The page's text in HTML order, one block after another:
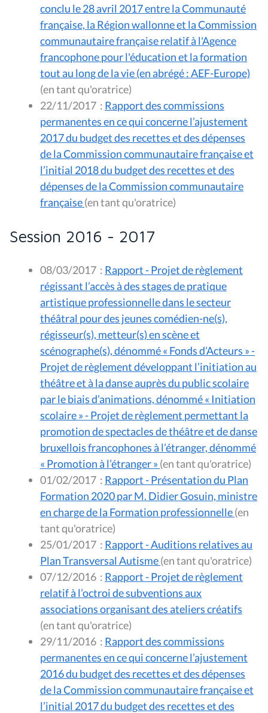
conclu le 28 avril 2017 entre la Communauté
française, la Région wallonne et la Commission
communautaire française relatif à l'Agence
francophone pour l'éducation et la formation
tout au long de la vie (en abrégé : AEF-Europe)
(en tant qu'oratrice)
22/11/2017 : Rapport des commissions
permanentes en ce qui concerne l’ajustement
2017 du budget des recettes et des dépenses
de la Commission communautaire française et
l’initial 2018 du budget des recettes et des
dépenses de la Commission communautaire
française
(en tant qu'oratrice)
Session 2016 - 2017
08/03/2017 : Rapport - Projet de règlement
régissant l’accès à des stages de pratique
artistique professionnelle dans le secteur
théâtral pour des jeunes comédien-ne(s),
régisseur(s), metteur(s) en scène et
scénographe(s), dénommé « Fonds d’Acteurs » -
Projet de règlement développant l’initiation au
théâtre et à la danse auprès du public scolaire
par le biais d’animations, dénommé « Initiation
scolaire » - Projet de règlement permettant la
promotion de spectacles de théâtre et de danse
bruxellois francophones à l’étranger, dénommé
« Promotion à l’étranger »
(en tant qu'oratrice)
01/02/2017 : Rapport - Présentation du Plan
Formation 2020 par M. Didier Gosuin, ministre
en charge de la Formation professionnelle(en
tant qu'oratrice)
25/01/2017 : Rapport - Auditions relatives au
Plan Transversal Autisme
(en tant qu'oratrice)
07/12/2016 : Rapport - Projet de règlement
relatif à l’octroi de subventions aux
associations organisant des ateliers créatifs
(en tant qu'oratrice)
29/11/2016 : Rapport des commissions
permanentes en ce qui concerne l’ajustement
2016 du budget des recettes et des dépenses
de la Commission communautaire française et
l’initial 2017 du budget des recettes et des